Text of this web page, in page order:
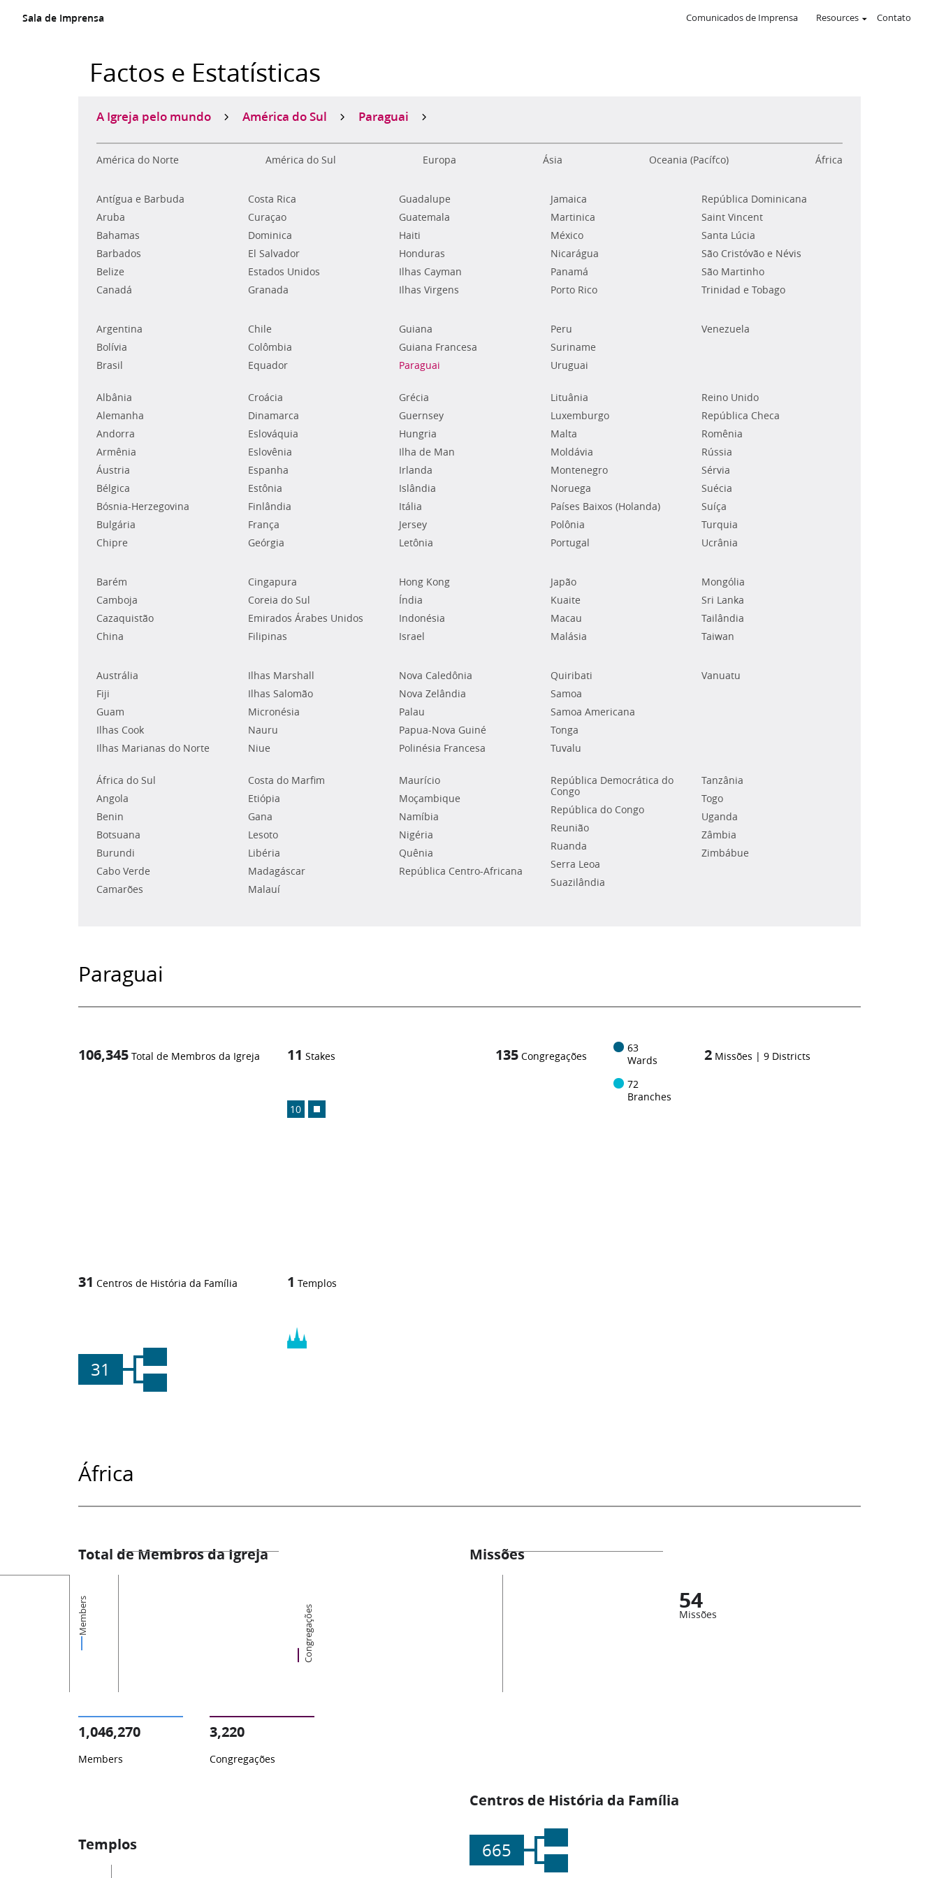
Sala de Imprensa Comunicados de Imprensa Resources Contato
Factos e Estatísticas
A Igreja pelo mundo América do Sul Paraguai
América do Norte América do Sul Europa Ásia Oceania (Pacífco) África
Antígua e Barbuda
Aruba
Bahamas
Barbados
Belize
Canadá
Costa Rica
Curaçao
Dominica
El Salvador
Estados Unidos
Granada
Guadalupe
Guatemala
Haiti
Honduras
Ilhas Cayman
Ilhas Virgens
Jamaica
Martinica
México
Nicarágua
Panamá
Porto Rico
República Dominicana
Saint Vincent
Santa Lúcia
São Cristóvão e Névis
São Martinho
Trinidad e Tobago
Argentina
Bolívia
Brasil
Chile
Colômbia
Equador
Guiana
Guiana Francesa
Paraguai
Peru
Suriname
Uruguai
Venezuela
Albânia
Alemanha
Andorra
Armênia
Áustria
Bélgica
Bósnia-Herzegovina
Bulgária
Chipre
Croácia
Dinamarca
Eslováquia
Eslovênia
Espanha
Estônia
Finlândia
França
Geórgia
Grécia
Guernsey
Hungria
Ilha de Man
Irlanda
Islândia
Itália
Jersey
Letônia
Lituânia
Luxemburgo
Malta
Moldávia
Montenegro
Noruega
Países Baixos (Holanda)
Polônia
Portugal
Reino Unido
República Checa
Romênia
Rússia
Sérvia
Suécia
Suíça
Turquia
Ucrânia
Barém
Camboja
Cazaquistão
China
Cingapura
Coreia do Sul
Emirados Árabes Unidos
Filipinas
Hong Kong
Índia
Indonésia
Israel
Japão
Kuaite
Macau
Malásia
Mongólia
Sri Lanka
Tailândia
Taiwan
Austrália
Fiji
Guam
Ilhas Cook
Ilhas Marianas do Norte
Ilhas Marshall
Ilhas Salomão
Micronésia
Nauru
Niue
Nova Caledônia
Nova Zelândia
Palau
Papua-Nova Guiné
Polinésia Francesa
Quiribati
Samoa
Samoa Americana
Tonga
Tuvalu
Vanuatu
África do Sul
Angola
Benin
Botsuana
Burundi
Cabo Verde
Camarões
Costa do Marfim
Etiópia
Gana
Lesoto
Libéria
Madagáscar
Malauí
Maurício
Moçambique
Namíbia
Nigéria
Quênia
República Centro-Africana
República Democrática do
Congo
República do Congo
Reunião
Ruanda
Serra Leoa
Suazilândia
Tanzânia
Togo
Uganda
Zâmbia
Zimbábue
Paraguai
106,345 Total de Membros da Igreja 11 Stakes
10
135 Congregações
63
Wards
72
Branches
31 Centros de História da Família
31
1 Templos
2 Missões | 9 Districts
África
Total de Membros da Igreja
Members Congregações
1,046,270
Members
3,220
Congregações
Missões
54
Missões
Centros de História da Família
665
Templos